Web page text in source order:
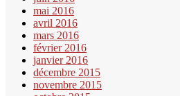
mai 2016
avril 2016
mars 2016
février 2016
janvier 2016
décembre 2015
novembre 2015